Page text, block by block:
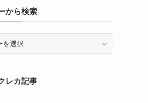
から検索
レカ記事